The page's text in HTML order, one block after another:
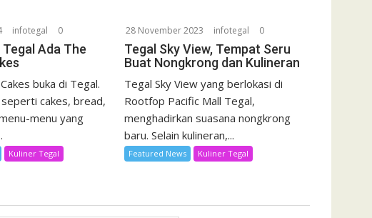
infotegal 0
Tegal Ada The
buka di Tegal.
seperti cakes, bread,
menu yang
Kuliner Tegal
28 November 2023 infotegal 0
Tegal Sky View, Tempat Seru
Buat Nongkrong dan Kulineran
Tegal Sky View yang berlokasi di
Rootfop Pacific Mall Tegal,
menghadirkan suasana nongkrong
baru. Selain kulineran,...
Featured News Kuliner Tegal